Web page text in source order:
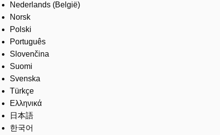
Nederlands (België)
Norsk
Polski
Português
Slovenčina
Suomi
Svenska
Türkçe
Ελληνικά
日本語
한국어